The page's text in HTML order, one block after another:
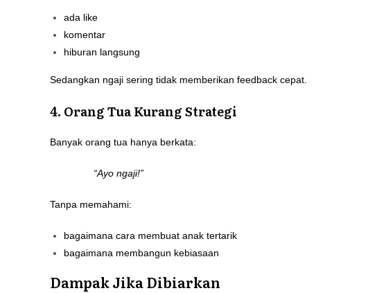
ada like
komentar
hiburan langsung
Sedangkan ngaji sering tidak memberikan feedback cepat.
4. Orang Tua Kurang Strategi
Banyak orang tua hanya berkata:
“Ayo ngaji!”
Tanpa memahami:
bagaimana cara membuat anak tertarik
bagaimana membangun kebiasaan
Dampak Jika Dibiarkan